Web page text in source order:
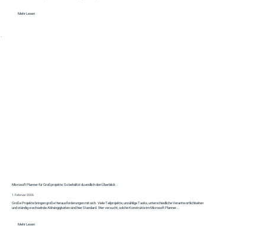
Mehr Lesen
Microsoft Planner für Großprojekte: So behältst du endlich den Überblick
1. Februar 2026
Große Projekte bringen große Herausforderungen mit sich. Viele Teilprojekte, unzählige Tasks, unterschiedliche Verantwortlichkeiten
und ständig wechselnde Abhängigkeiten sind hier Standard. Wer versucht, solche Konstrukte im Microsoft Planner...
Mehr Lesen